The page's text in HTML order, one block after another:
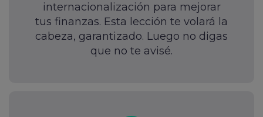
internacionalización para mejorar
tus finanzas. Esta lección te volará la
cabeza, garantizado. Luego no digas
que no te avisé.